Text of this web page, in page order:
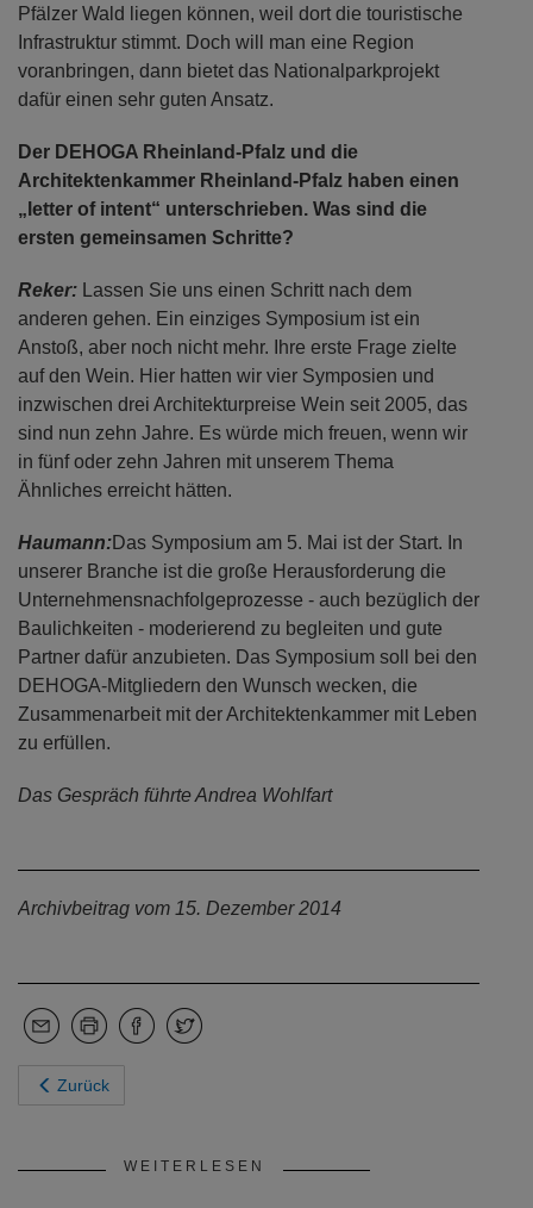
Pfälzer Wald liegen können, weil dort die touristische
Infrastruktur stimmt. Doch will man eine Region
voranbringen, dann bietet das Nationalparkprojekt
dafür einen sehr guten Ansatz.
Der DEHOGA Rheinland-Pfalz und die
Architektenkammer Rheinland-Pfalz haben einen
„letter of intent“ unterschrieben. Was sind die
ersten gemeinsamen Schritte?
Reker: Lassen Sie uns einen Schritt nach dem
anderen gehen. Ein einziges Symposium ist ein
Anstoß, aber noch nicht mehr. Ihre erste Frage zielte
auf den Wein. Hier hatten wir vier Symposien und
inzwischen drei Architekturpreise Wein seit 2005, das
sind nun zehn Jahre. Es würde mich freuen, wenn wir
in fünf oder zehn Jahren mit unserem Thema
Ähnliches erreicht hätten.
Haumann:Das Symposium am 5. Mai ist der Start. In
unserer Branche ist die große Herausforderung die
Unternehmensnachfolgeprozesse - auch bezüglich der
Baulichkeiten - moderierend zu begleiten und gute
Partner dafür anzubieten. Das Symposium soll bei den
DEHOGA-Mitgliedern den Wunsch wecken, die
Zusammenarbeit mit der Architektenkammer mit Leben
zu erfüllen.
Das Gespräch führte Andrea Wohlfart
Archivbeitrag vom 15. Dezember 2014
Zurück
WEITERLESEN